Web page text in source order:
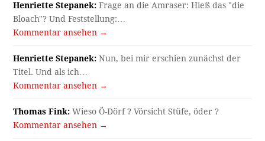
Henriette Stepanek: Frage an die Amraser: Hieß das "die
Bloach"? Und Feststellung:…
Kommentar ansehen →
Henriette Stepanek: Nun, bei mir erschien zunächst der
Titel. Und als ich…
Kommentar ansehen →
Thomas Fink: Wieso Ö-Dörf ? Vörsicht Stüfe, öder ?
Kommentar ansehen →